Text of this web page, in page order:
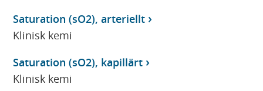
Saturation (sO2), arteriellt
Klinisk kemi
Saturation (sO2), kapillärt
Klinisk kemi